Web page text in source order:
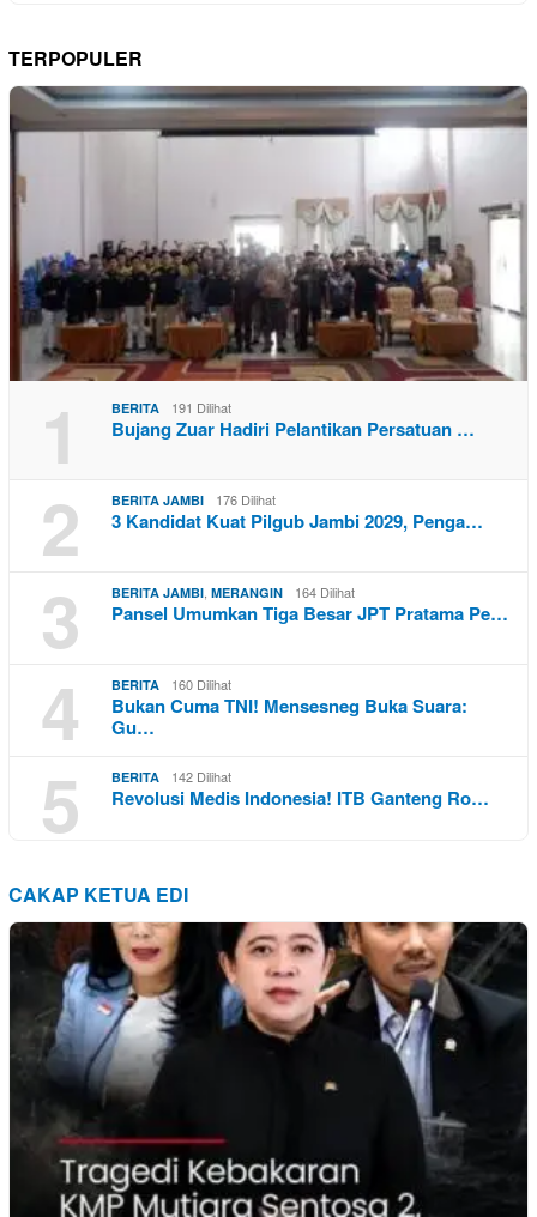
TERPOPULER
1 BERITA 191 Dilihat
Bujang Zuar Hadiri Pelantikan Persatuan …
2 BERITA JAMBI 176 Dilihat
3 Kandidat Kuat Pilgub Jambi 2029, Penga…
3 BERITA JAMBI, MERANGIN 164 Dilihat
Pansel Umumkan Tiga Besar JPT Pratama Pe…
4 BERITA 160 Dilihat
Bukan Cuma TNI! Mensesneg Buka Suara:
Gu…
5 BERITA 142 Dilihat
Revolusi Medis Indonesia! ITB Ganteng Ro…
CAKAP KETUA EDI